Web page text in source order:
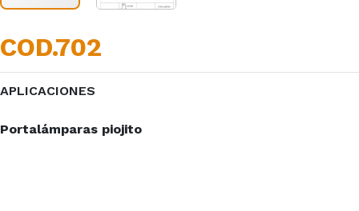
COD.702
APLICACIONES
Portalámparas piojito